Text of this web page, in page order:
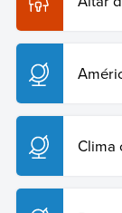
Copiar cita
Clima